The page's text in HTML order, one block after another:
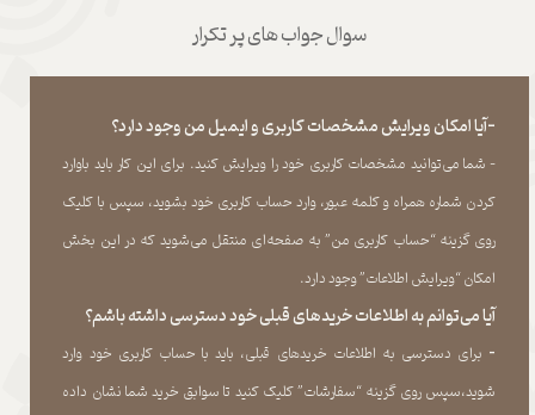
سوال جواب های پر تکرار
-آیا امکان ویرایش مشخصات کاربری و ایمیل من وجود دارد؟
- شما می‏‌توانید مشخصات کاربری خود را ویرایش کنید. برای این کار باید باوارد
کردن شماره همراه و کلمه عبور، وارد حساب کاربری خود بشوید، سپس با کلیک
روی گزینه “حساب کاربری من” به صفحه‏‌ای منتقل می‏‌شوید که در این بخش
امکان “ویرایش اطلاعات” وجود دارد.​​​​​​​
آیا می‌‏توانم به اطلاعات خریدهای قبلی خود دسترسی داشته باشم؟
​​​​​​​- برای دسترسی به اطلاعات خریدهای قبلی، باید با حساب کاربری خود وارد
شوید،سپس روی گزینه “سفارشات” کلیک کنید تا سوابق خرید شما نشان داده